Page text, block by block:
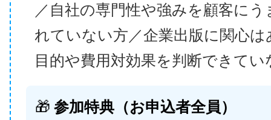
／自社の専門性や強みを顧客に
れていない方／企業出版に関心
目的や費用対効果を判断できてい
🎁 参加特典（お申込者全員）